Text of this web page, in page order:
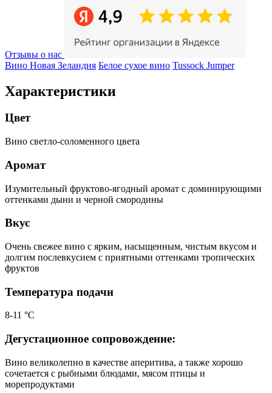
Отзывы о нас
Вино Новая Зеландия Белое сухое вино Tussock Jumper
Характеристики
Цвет
Вино светло-соломенного цвета
Аромат
Изумительный фруктово-ягодный аромат с доминирующими
оттенками дыни и черной смородины
Вкус
Очень свежее вино с ярким, насыщенным, чистым вкусом и
долгим послевкусием с приятными оттенками тропических
фруктов
Температура подачи
8-11 °С
Дегустационное сопровождение:
Вино великолепно в качестве аперитива, а также хорошо
сочетается с рыбными блюдами, мясом птицы и
морепродуктами